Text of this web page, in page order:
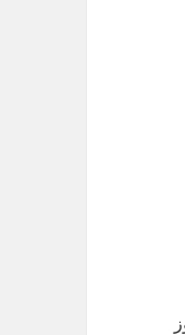
۳۰ تا ۴۵ روز